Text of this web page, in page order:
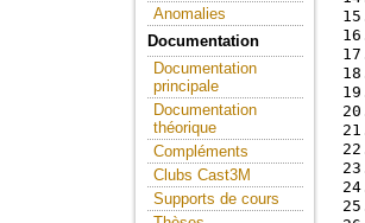
Anomalies
Documentation
Documentation
principale
Documentation
théorique
Compléments
Clubs Cast3M
Supports de cours